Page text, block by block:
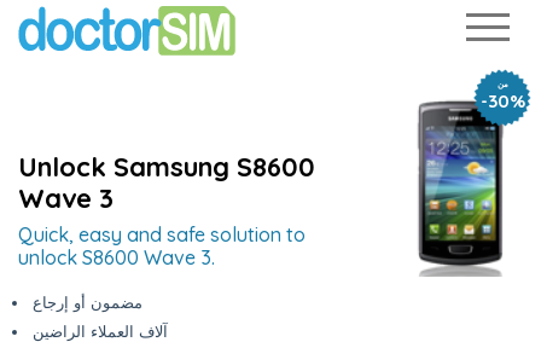
من
-30%
Unlock Samsung S8600
Wave 3
Quick, easy and safe solution to
unlock S8600 Wave 3.
مضمون أو إرجاع
آلاف العملاء الراضين